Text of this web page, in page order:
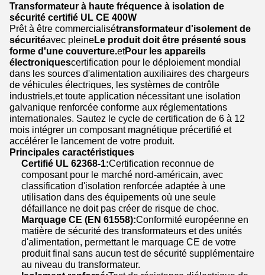
Transformateur à haute fréquence à isolation de
sécurité certifié UL CE 400W
Prêt à être commercialisétransformateur d'isolement de
sécuritéavec pleineLe produit doit être présenté sous
forme d'une couverture.etPour les appareils
électroniquescertification pour le déploiement mondial
dans les sources d'alimentation auxiliaires des chargeurs
de véhicules électriques, les systèmes de contrôle
industriels,et toute application nécessitant une isolation
galvanique renforcée conforme aux réglementations
internationales. Sautez le cycle de certification de 6 à 12
mois intégrer un composant magnétique précertifié et
accélérer le lancement de votre produit.
Principales caractéristiques
Certifié UL 62368-1:Certification reconnue de
composant pour le marché nord-américain, avec
classification d'isolation renforcée adaptée à une
utilisation dans des équipements où une seule
défaillance ne doit pas créer de risque de choc.
Marquage CE (EN 61558):Conformité européenne en
matière de sécurité des transformateurs et des unités
d'alimentation, permettant le marquage CE de votre
produit final sans aucun test de sécurité supplémentaire
au niveau du transformateur.